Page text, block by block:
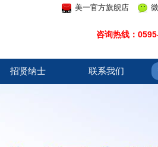
美一官方旗舰店
咨询热线：
招贤纳士 联系我们